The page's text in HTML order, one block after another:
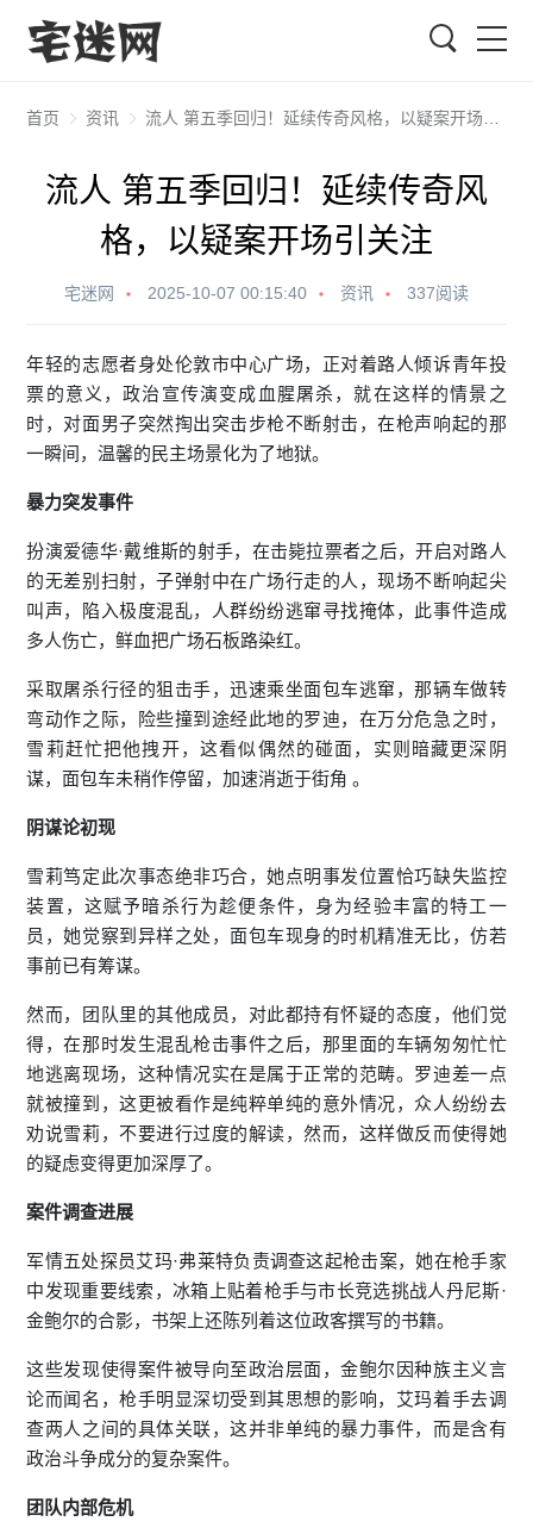
首页 资讯 流人 第五季回归！延续传奇风格，以疑案开场引关注
流人 第五季回归！延续传奇风
格，以疑案开场引关注
宅迷网 2025-10-07 00:15:40 资讯 337阅读
年轻的志愿者身处伦敦市中心广场，正对着路人倾诉青年投
票的意义，政治宣传演变成血腥屠杀，就在这样的情景之
时，对面男子突然掏出突击步枪不断射击，在枪声响起的那
一瞬间，温馨的民主场景化为了地狱。
暴力突发事件
扮演爱德华·戴维斯的射手，在击毙拉票者之后，开启对路人
的无差别扫射，子弹射中在广场行走的人，现场不断响起尖
叫声，陷入极度混乱，人群纷纷逃窜寻找掩体，此事件造成
多人伤亡，鲜血把广场石板路染红。
采取屠杀行径的狙击手，迅速乘坐面包车逃窜，那辆车做转
弯动作之际，险些撞到途经此地的罗迪，在万分危急之时，
雪莉赶忙把他拽开，这看似偶然的碰面，实则暗藏更深阴
谋，面包车未稍作停留，加速消逝于街角 。
阴谋论初现
雪莉笃定此次事态绝非巧合，她点明事发位置恰巧缺失监控
装置，这赋予暗杀行为趁便条件，身为经验丰富的特工一
员，她觉察到异样之处，面包车现身的时机精准无比，仿若
事前已有筹谋。
然而，团队里的其他成员，对此都持有怀疑的态度，他们觉
得，在那时发生混乱枪击事件之后，那里面的车辆匆匆忙忙
地逃离现场，这种情况实在是属于正常的范畴。罗迪差一点
就被撞到，这更被看作是纯粹单纯的意外情况，众人纷纷去
劝说雪莉，不要进行过度的解读，然而，这样做反而使得她
的疑虑变得更加深厚了。
案件调查进展
军情五处探员艾玛·弗莱特负责调查这起枪击案，她在枪手家
中发现重要线索，冰箱上贴着枪手与市长竞选挑战人丹尼斯·
金鲍尔的合影，书架上还陈列着这位政客撰写的书籍。
这些发现使得案件被导向至政治层面，金鲍尔因种族主义言
论而闻名，枪手明显深切受到其思想的影响，艾玛着手去调
查两人之间的具体关联，这并非单纯的暴力事件，而是含有
政治斗争成分的复杂案件。
团队内部危机